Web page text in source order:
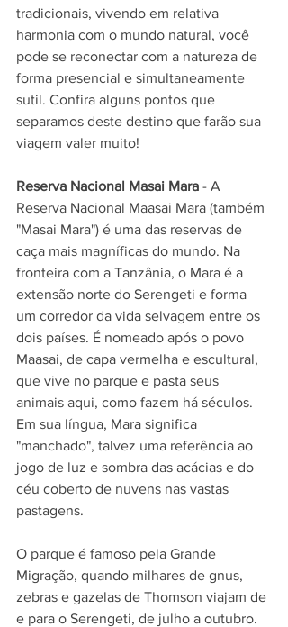
tradicionais, vivendo em relativa
harmonia com o mundo natural, você
pode se reconectar com a natureza de
forma presencial e simultaneamente
sutil. Confira alguns pontos que
separamos deste destino que farão sua
viagem valer muito!
Reserva Nacional Masai Mara - A
Reserva Nacional Maasai Mara (também
"Masai Mara") é uma das reservas de
caça mais magníficas do mundo. Na
fronteira com a Tanzânia, o Mara é a
extensão norte do Serengeti e forma
um corredor da vida selvagem entre os
dois países. É nomeado após o povo
Maasai, de capa vermelha e escultural,
que vive no parque e pasta seus
animais aqui, como fazem há séculos.
Em sua língua, Mara significa
"manchado", talvez uma referência ao
jogo de luz e sombra das acácias e do
céu coberto de nuvens nas vastas
pastagens.
O parque é famoso pela Grande
Migração, quando milhares de gnus,
zebras e gazelas de Thomson viajam de
e para o Serengeti, de julho a outubro.